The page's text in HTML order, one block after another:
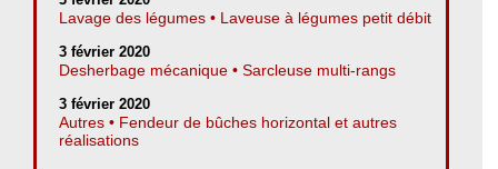
Lavage des légumes • Laveuse à légumes petit débit
3 février 2020
Desherbage mécanique • Sarcleuse multi-rangs
3 février 2020
Autres • Fendeur de bûches horizontal et autres
réalisations